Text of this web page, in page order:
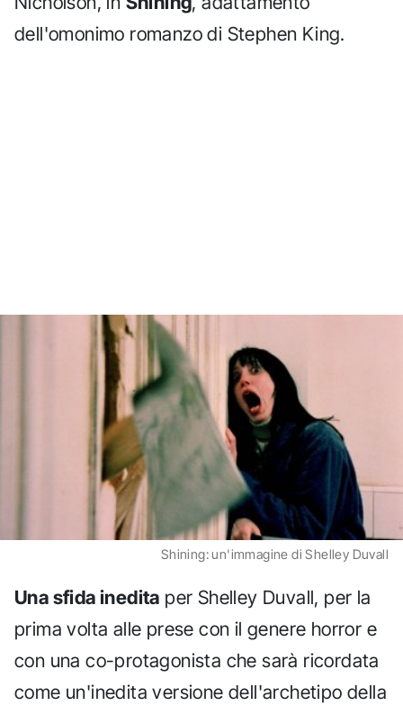
dell'omonimo romanzo di Stephen King.
Shining: un'immagine di Shelley Duvall
Una sfida inedita per Shelley Duvall, per la
prima volta alle prese con il genere horror e
con una co-protagonista che sarà ricordata
come un'inedita versione dell'archetipo della